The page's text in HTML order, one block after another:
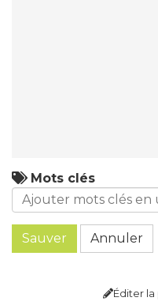
Mots clés
Sauver Annuler
Éditer